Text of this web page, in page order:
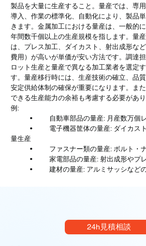
製品を大量に生産すること。量産では、専
導入、作業の標準化、自動化により、製品
きます。金属加工における量産は、一般的
年間数千個以上の生産規模を指します。量
は、プレス加工、ダイカスト、射出成形な
費用）が高いが単価が安い方法です。調達
ロット生産と量産で異なる加工業者を選定
す。量産移行時には、生産技術の確立、品質
安定供給体制の確保が重要になります。ま
できる生産能力の余裕も考慮する必要があり
例:
•	自動車部品の量産: 月産数万
	•	電子機器筐体の量産: ダイカストやプレスによる大
量生産
•	ファスナー類の量産: ボルト
•	家電部品の量産: 射出成形や
•	建材の量産: アルミサッシなど
24h見積相談